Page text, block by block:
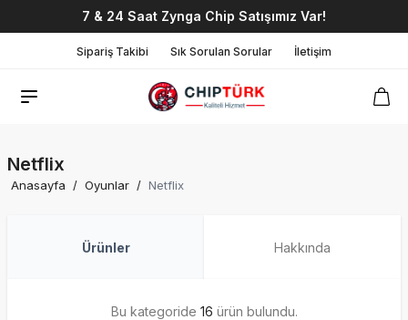
7 & 24 Saat Zynga Chip Satışımız Var!
Sipariş Takibi Sık Sorulan Sorular İletişim
Netflix
Anasayfa / Oyunlar / Netflix
Ürünler Hakkında
Bu kategoride 16 ürün bulundu.